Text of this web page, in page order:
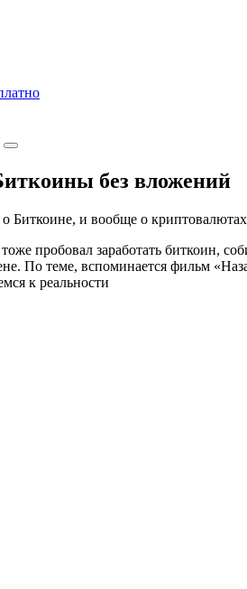
без вложений
и вообще о
пробовал заработать биткоин,
По теме, вспоминается фильм
к реальности